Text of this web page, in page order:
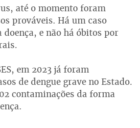
até o momento foram
prováveis. Há um caso
e não há óbitos por
em 2023 já foram
de dengue grave no Estado.
contaminações da forma